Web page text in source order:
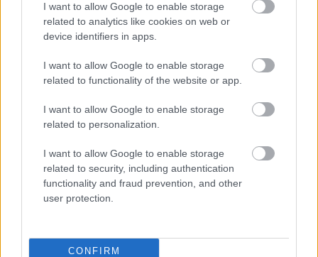
I want to allow Google to enable storage
related to analytics like cookies on web or
device identifiers in apps.
I want to allow Google to enable storage
related to functionality of the website or app.
I want to allow Google to enable storage
related to personalization.
I want to allow Google to enable storage
related to security, including authentication
functionality and fraud prevention, and other
user protection.
CONFIRM